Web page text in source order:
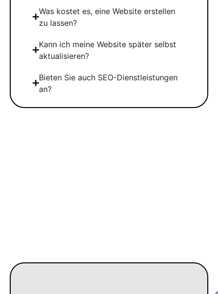
Was kostet es, eine Website erstellen
zu lassen?
Kann ich meine Website später selbst
aktualisieren?
Bieten Sie auch SEO-Dienstleistungen
an?